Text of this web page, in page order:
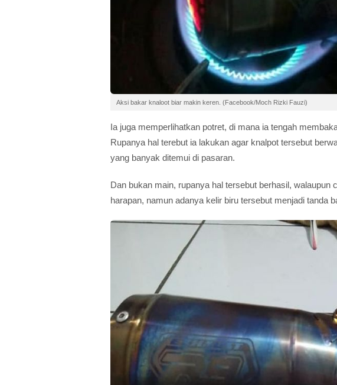
Aksi bakar knaloot biar makin keren. (Facebook/Moch Rizki Fauzi)
Ia juga memperlihatkan potret, di mana ia tengah
Rupanya hal terebut ia lakukan agar knalpot tersebut
yang banyak ditemui di pasaran.
Dan bukan main, rupanya hal tersebut berhasil,
harapan, namun adanya kelir biru tersebut menjadi tanda